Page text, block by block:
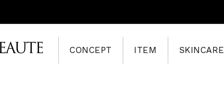
CONCEPT ITEM SKINCARE